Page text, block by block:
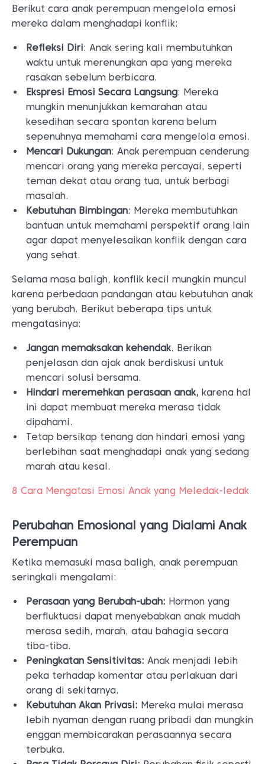
Berikut cara anak perempuan mengelola emosi
mereka dalam menghadapi konflik:
Refleksi Diri: Anak sering kali membutuhkan
waktu untuk merenungkan apa yang mereka
rasakan sebelum berbicara.
Ekspresi Emosi Secara Langsung: Mereka
mungkin menunjukkan kemarahan atau
kesedihan secara spontan karena belum
sepenuhnya memahami cara mengelola emosi.
Mencari Dukungan: Anak perempuan cenderung
mencari orang yang mereka percayai, seperti
teman dekat atau orang tua, untuk berbagi
masalah.
Kebutuhan Bimbingan: Mereka membutuhkan
bantuan untuk memahami perspektif orang lain
agar dapat menyelesaikan konflik dengan cara
yang sehat.
Selama masa baligh, konflik kecil mungkin muncul
karena perbedaan pandangan atau kebutuhan anak
yang berubah. Berikut beberapa tips untuk
mengatasinya:
Jangan memaksakan kehendak. Berikan
penjelasan dan ajak anak berdiskusi untuk
mencari solusi bersama.
Hindari meremehkan perasaan anak, karena hal
ini dapat membuat mereka merasa tidak
dipahami.
Tetap bersikap tenang dan hindari emosi yang
berlebihan saat menghadapi anak yang sedang
marah atau kesal.
8 Cara Mengatasi Emosi Anak yang Meledak-ledak
Perubahan Emosional yang Dialami Anak
Perempuan
Ketika memasuki masa baligh, anak perempuan
seringkali mengalami:
Perasaan yang Berubah-ubah: Hormon yang
berfluktuasi dapat menyebabkan anak mudah
merasa sedih, marah, atau bahagia secara
tiba-tiba.
Peningkatan Sensitivitas: Anak menjadi lebih
peka terhadap komentar atau perlakuan dari
orang di sekitarnya.
Kebutuhan Akan Privasi: Mereka mulai merasa
lebih nyaman dengan ruang pribadi dan mungkin
enggan membicarakan perasaannya secara
terbuka.